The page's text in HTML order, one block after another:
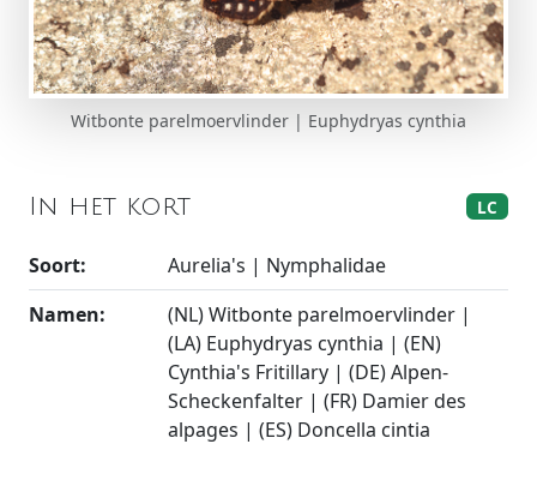
Witbonte parelmoervlinder | Euphydryas cynthia
In het kort LC
Soort:
Aurelia's | Nymphalidae
Namen:
(NL) Witbonte parelmoervlinder |
(LA) Euphydryas cynthia | (EN)
Cynthia's Fritillary | (DE) Alpen-
Scheckenfalter | (FR) Damier des
alpages | (ES) Doncella cintia